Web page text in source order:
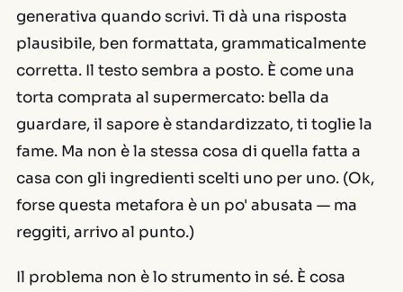
generativa quando scrivi. Ti dà una risposta
plausibile, ben formattata, grammaticalmente
corretta. Il testosembra a posto. È come una
torta comprata al supermercato: bella da
guardare, il sapore è standardizzato, ti toglie la
fame. Ma non è la stessa cosa di quella fatta a
casa con gli ingredienti scelti uno per uno. (Ok,
forse questa metafora è un po' abusata — ma
reggiti, arrivo al punto.)
Il problema non è lo strumento in sé. È cosa